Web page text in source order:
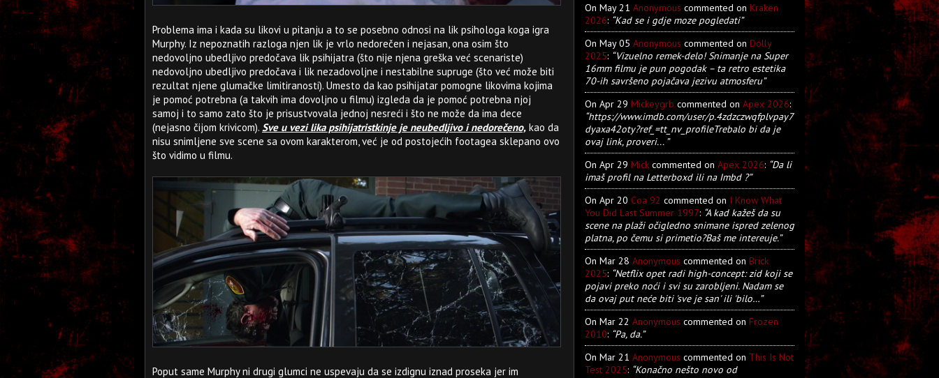
Problema ima i kada su likovi u pitanju a to se posebno odnosi na lik psihologa koga igra
Murphy. Iz nepoznatih razloga njen lik je vrlo nedorečen i nejasan, ona osim što
nedovoljno ubedljivo predočava lik psihijatra (što nije njena greška već scenariste)
nedovoljno ubedljivo predočava i lik nezadovoljne i nestabilne supruge (što već može biti
rezultat njene glumačke limitiranosti). Umesto da kao psihijatar pomogne likovima kojima
je pomoć potrebna (a takvih ima dovoljno u filmu) izgleda da je pomoć potrebna njoj
samoj i to samo zato što je prisustvovala jednoj nesreći i što ne može da ima dece
(nejasno čijom krivicom). Sve u vezi lika psihijatristkinje je neubedljivo i nedorečeno, kao da
nisu snimljene sve scene sa ovom karakterom, već je od postojećih footagea sklepano ovo
što vidimo u filmu.
Poput same Murphy ni drugi glumci ne uspevaju da se izdignu iznad proseka jer im
On May 21 Anonymous commented on Kraken
2026: “Kad se i gdje moze pogledati”
On May 05 Anonymous commented on Dolly
2025: “Vizuelno remek-delo! Snimanje na Super
16mm filmu je pun pogodak – ta retro estetika
70-ih savršeno pojačava jezivu atmosferu”
On Apr 29 Mickeygrb commented on Apex 2026:
“https://www.imdb.com/user/p.4zdzczwqfplvpay7
dyaxa42oty?ref_=tt_nv_profileTrebalo bi da je
ovaj link, proveri... ”
On Apr 29 Mick commented on Apex 2026: “Da li
imaš profil na Letterboxd ili na Imbd ?”
On Apr 20 Coa 92 commented on I Know What
You Did Last Summer 1997: “A kad kažeš da su
scene na plaži očigledno snimane ispred zelenog
platna, po čemu si primetio?Baš me intereuje.”
On Mar 28 Anonymous commented on Brick
2025: “Netflix opet radi high-concept: zid koji se
pojavi preko noći i svi su zarobljeni. Nadam se
da ovaj put neće biti 'sve je san' ili 'bilo…”
On Mar 22 Anonymous commented on Frozen
2010: “Pa, da.”
On Mar 21 Anonymous commented on This Is Not
Test 2025: “Konačno nešto novo od